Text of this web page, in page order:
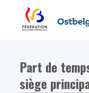
Part de
siège